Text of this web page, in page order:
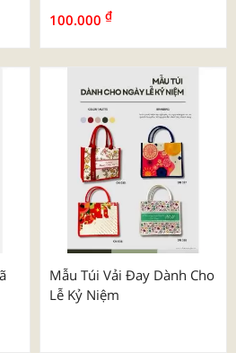
100.000 ₫
Mẫu Túi Vải Đay Dành Cho
Lễ Kỷ Niệm